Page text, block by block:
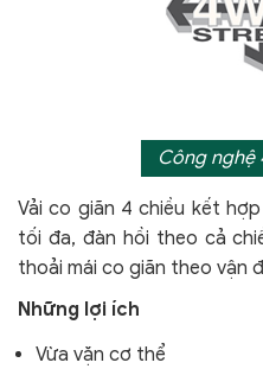
Công nghệ
Vải co giãn 4 chiều kết
tối đa, đàn hồi theo cả
thoải mái co giãn theo vận
Những lợi ích
Vừa vặn cơ thể